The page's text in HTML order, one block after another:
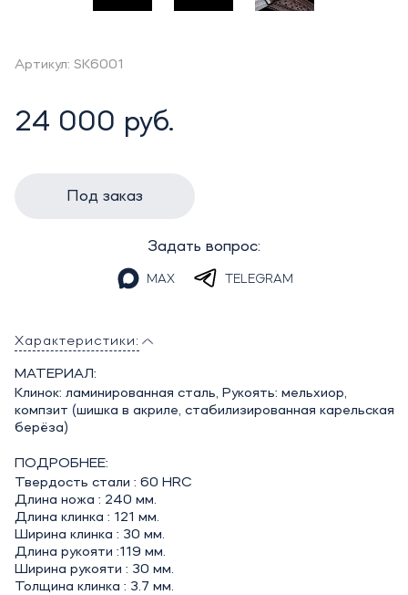
Артикул: SK6001
24 000 руб.
Под заказ
Задать вопрос:
MAX TELEGRAM
Характеристики:
МАТЕРИАЛ:
Клинок: ламинированная сталь, Рукоять: мельхиор,
компзит (шишка в акриле, стабилизированная карельская
берёза)
ПОДРОБНЕЕ:
Твердость стали : 60 HRC
Длина ножа : 240 мм.
Длина клинка : 121 мм.
Ширина клинка : 30 мм.
Длина рукояти :119 мм.
Ширина рукояти : 30 мм.
Толщина клинка : 3.7 мм.